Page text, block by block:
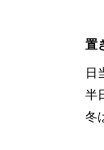
置
日
半
冬